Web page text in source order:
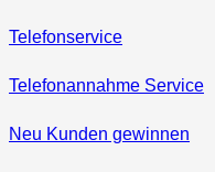
Telefonservice
Telefonannahme Service
Neu Kunden gewinnen